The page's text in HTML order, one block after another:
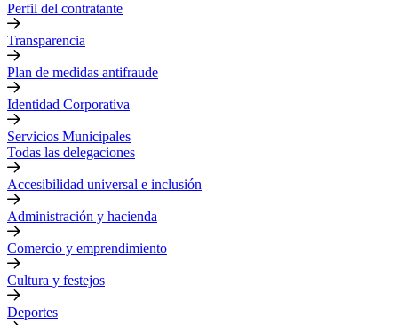
Perfil del contratante
Transparencia
Plan de medidas antifraude
Identidad Corporativa
Servicios Municipales
Todas las delegaciones
Accesibilidad universal e inclusión
Administración y hacienda
Comercio y emprendimiento
Cultura y festejos
Deportes